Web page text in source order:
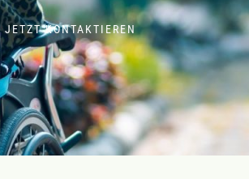
JETZT KONTAKTIEREN